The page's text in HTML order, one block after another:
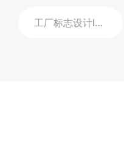
工厂标志设计logo